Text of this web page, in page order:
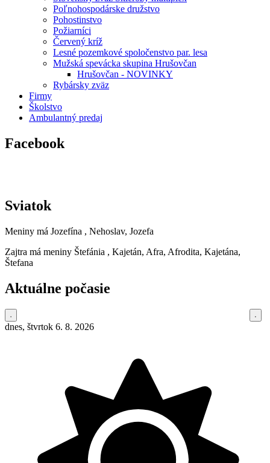
Poľnohospodárske družstvo
Pohostinstvo
Požiarníci
Červený kríž
Lesné pozemkové spoločenstvo par. lesa
Mužská spevácka skupina Hrušovčan
Hrušovčan - NOVINKY
Rybársky zväz
Firmy
Školstvo
Ambulantný predaj
Facebook
Sviatok
Meniny má Jozefína , Nehoslav, Jozefa
Zajtra má meniny Štefánia , Kajetán, Afra, Afrodita, Kajetána,
Štefana
Aktuálne počasie
dnes, štvrtok 6. 8. 2026